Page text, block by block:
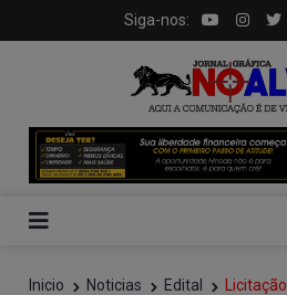
Siga-nos:
Inicio Noticias Edital Licitação